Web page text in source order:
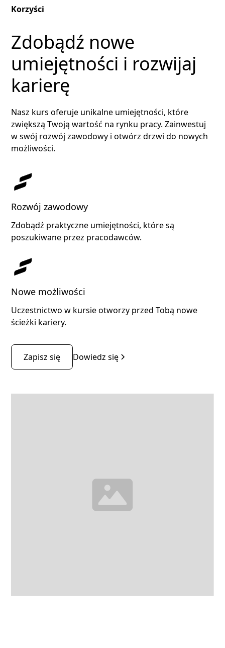
Korzyści
Zdobądź nowe
umiejętności i rozwijaj
karierę
Nasz kurs oferuje unikalne umiejętności, które
zwiększą Twoją wartość na rynku pracy. Zainwestuj
w swój rozwój zawodowy i otwórz drzwi do nowych
możliwości.
Rozwój zawodowy
Zdobądź praktyczne umiejętności, które są
poszukiwane przez pracodawców.
Nowe możliwości
Uczestnictwo w kursie otworzy przed Tobą nowe
ścieżki kariery.
Zapisz się Dowiedz się